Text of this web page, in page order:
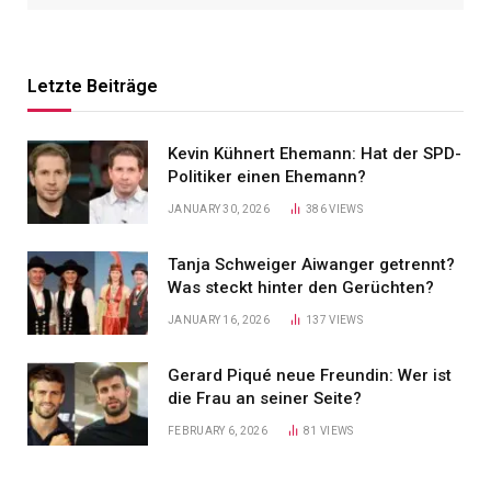
Letzte Beiträge
Kevin Kühnert Ehemann: Hat der SPD-
Politiker einen Ehemann?
JANUARY 30, 2026 386VIEWS
Tanja Schweiger Aiwanger getrennt?
Was steckt hinter den Gerüchten?
JANUARY 16, 2026 137VIEWS
Gerard Piqué neue Freundin: Wer ist
die Frau an seiner Seite?
FEBRUARY 6, 2026 81VIEWS